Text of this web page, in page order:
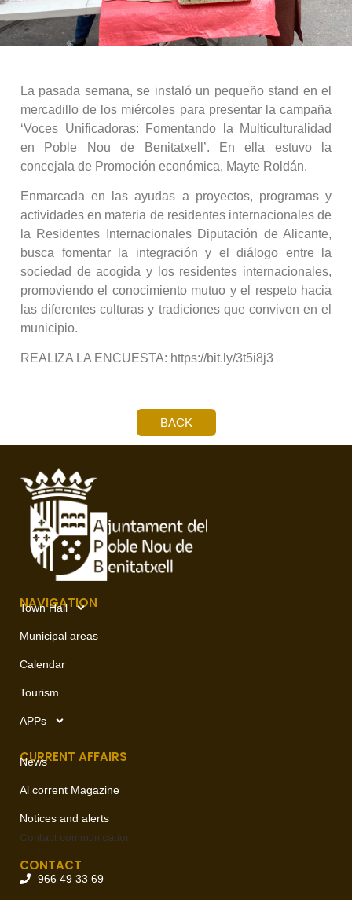
La pasada semana, se instaló un pequeño stand en el
mercadillo de los miércoles para presentar la campaña
‘Voces Unificadoras: Fomentando la Multiculturalidad
en Poble Nou de Benitatxell’. En ella estuvo la
concejala de Promoción económica, Mayte Roldán.
Enmarcada en las ayudas a proyectos, programas y
actividades en materia de residentes internacionales de
la Residentes Internacionales Diputación de Alicante,
busca fomentar la integración y el diálogo entre la
sociedad de acogida y los residentes internacionales,
promoviendo el conocimiento mutuo y el respeto hacia
las diferentes culturas y tradiciones que conviven en el
municipio.
REALIZA LA ENCUESTA: https://bit.ly/3t5i8j3
BACK
NAVIGATION
Town Hall
Municipal areas
Calendar
Tourism
APPs
CURRENT AFFAIRS
News
Al corrent Magazine
Notices and alerts
Contact communication
CONTACT
966 49 33 69